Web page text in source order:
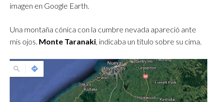
imagen en Google Earth.
Una montaña cónica con la cumbre nevada apareció ante
mis ojos. Monte Taranaki , indicaba un título sobre su cima.